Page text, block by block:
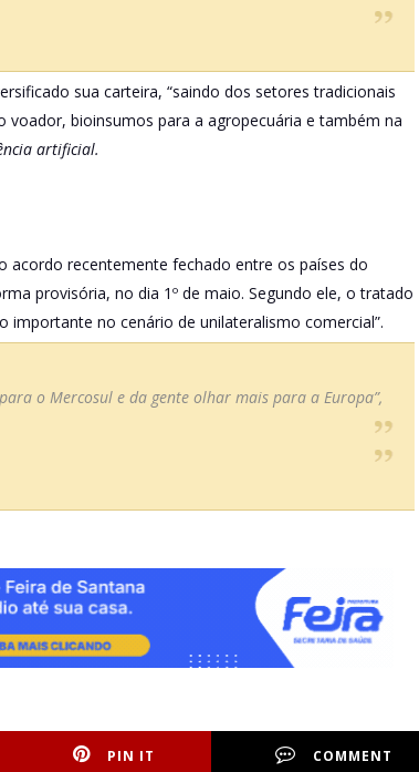
sua carteira, “saindo dos setores tradicionais
bioinsumos para a agropecuária e também na
artificial.
recentemente fechado entre os países do
provisória, no dia 1º de maio. Segundo ele, o tratado
no cenário de unilateralismo comercial”.
o Mercosul e da gente olhar mais para a Europa”,
PIN IT COMMENT